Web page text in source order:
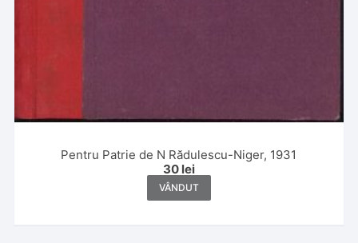
Pentru Patrie de N Rădulescu-Niger, 1931
30 lei
VÂNDUT